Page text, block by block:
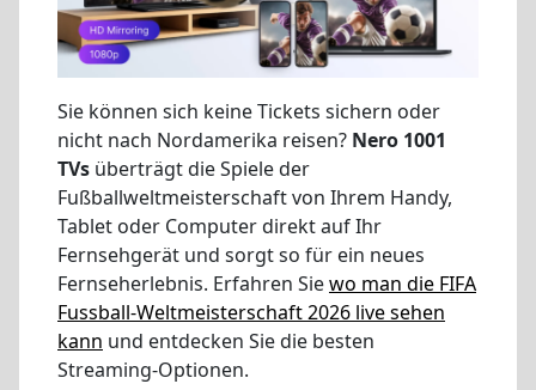
Sie können sich keine Tickets sichern oder
nicht nach Nordamerika reisen? Nero 1001
TVs überträgt die Spiele der
Fußballweltmeisterschaft von Ihrem Handy,
Tablet oder Computer direkt auf Ihr
Fernsehgerät und sorgt so für ein neues
Fernseherlebnis. Erfahren Siewo man die FIFA
Fussball-Weltmeisterschaft 2026 live sehen
kann und entdecken Sie die besten
Streaming-Optionen.